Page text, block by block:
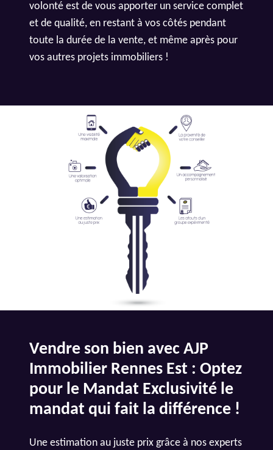
volonté est de vous apporter un service complet
et de qualité, en restant à vos côtés pendant
toute la durée de la vente, et même après pour
vos autres projets immobiliers !
Vendre son bien avec AJP
Immobilier Rennes Est : Optez
pour le Mandat Exclusivité le
mandat qui fait la différence !
Une estimation au juste prix grâce à nos experts